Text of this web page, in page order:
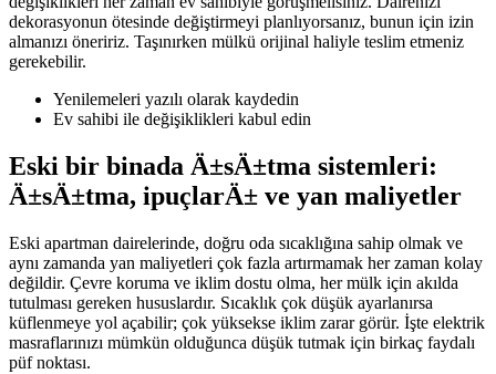
dekorasyonun ötesinde değiştirmeyi planlıyorsanız, bunun için izin
almanızı öneririz. Taşınırken mülkü orijinal haliyle teslim etmeniz
gerekebilir.
Yenilemeleri yazılı olarak kaydedin
Ev sahibi ile değişiklikleri kabul edin
Eski bir binada Ä±sÄ±tma sistemleri:
Ä±sÄ±tma, ipuçlarÄ± ve yan maliyetler
Eski apartman dairelerinde, doğru oda sıcaklığına sahip olmak ve
aynı zamanda yan maliyetleri çok fazla artırmamak her zaman kolay
değildir. Çevre koruma ve iklim dostu olma, her mülk için akılda
tutulması gereken hususlardır. Sıcaklık çok düşük ayarlanırsa
küflenmeye yol açabilir; çok yüksekse iklim zarar görür. İşte elektrik
masraflarınızı mümkün olduğunca düşük tutmak için birkaç faydalı
püf noktası.